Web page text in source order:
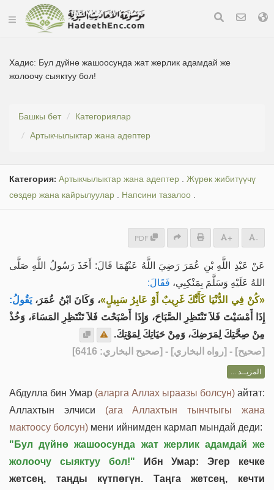
Хадис: Бул дүйнө жашоосунда жат жерлик адамдай же
жолоочу сыяктуу бол!
Башкы бет
Категориялар
Артыкчылыктар жана адептер
Категория: Артыкчылыктар жана адептер . Жүрөк жибитүүчү
сөздөр жана кайрылуулар . Напсини тазалоо .
PDF + -
عَنْ عَبْدِ اللَّهِ بْنِ عُمَرَ رَضِيَ اللَّهُ عَنْهُمَا قَالَ: أَخَذَ رَسُولُ اللَّهِ صَلَّى
اللهُ عَلَيْهِ وَسَلَّمَ بِمَنْكِبِي، فَقَالَ:
«كُنْ فِي الدُّنْيَا كَأَنَّكَ غَرِيبٌ أَوْ عَابِرُ سَبِيلٍ»، وَكَانَ ابْنُ عُمَرَ، يَقُولُ:
إِذَا أَمْسَيْتَ فَلاَ تَنْتَظِرِ الصَّبَاحَ، وَإِذَا أَصْبَحْتَ فَلاَ تَنْتَظِرِ المَسَاءَ، وَخُذْ
مِنْ صِحَّتِكَ لِمَرَضِكَ، وَمِنْ حَيَاتِكَ لِمَوْتِكَ.
[صحيح] - [رواه البخاري] - [صحيح البخاري: 6416]
المزيــد ...
Абдулла бин Умар (аларга Аллах ыраазы болсун) айтат:
Аллахтын элчиси (ага Аллахтын тынчтыгы жана
мактоосу болсун) мени ийнимден кармап мындай деди:
"Бул дүйнө жашоосунда жат жерлик адамдай же
жолоочу сыяктуу бол!" Ибн Умар: Эгер кечке
жетсең, таңды күтпөгүн. Таңга жетсең, кечти